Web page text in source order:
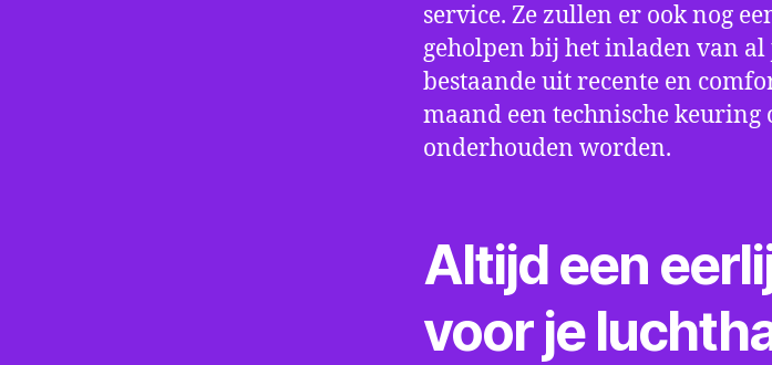
service. Ze zullen er ook nog
geholpen bij het inladen van
bestaande uit recente en
maand een technische keuring
onderhouden worden.
Altijd een
voor je